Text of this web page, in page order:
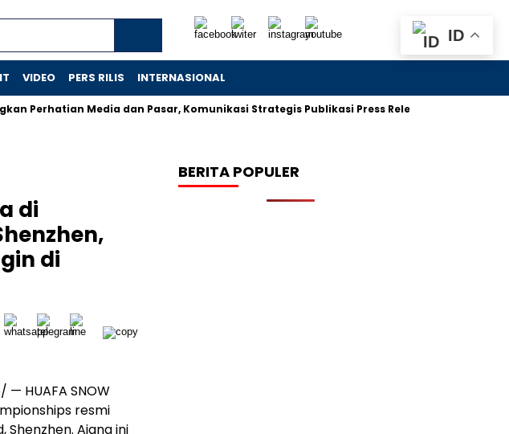
VIDEO PERS RILIS INTERNASIONAL
Media dan Pasar, Komunikasi Strategis Publikasi Press Release
di
di
— HUAFA SNOW
resmi
Shenzhen. Ajang ini
BERITA POPULER
ID